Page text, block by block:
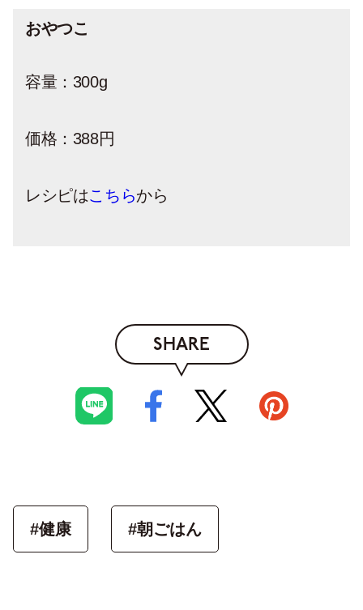
おやつこ
容量：300g
価格：388円
レシピはこちらから
SHARE
#健康 #朝ごはん